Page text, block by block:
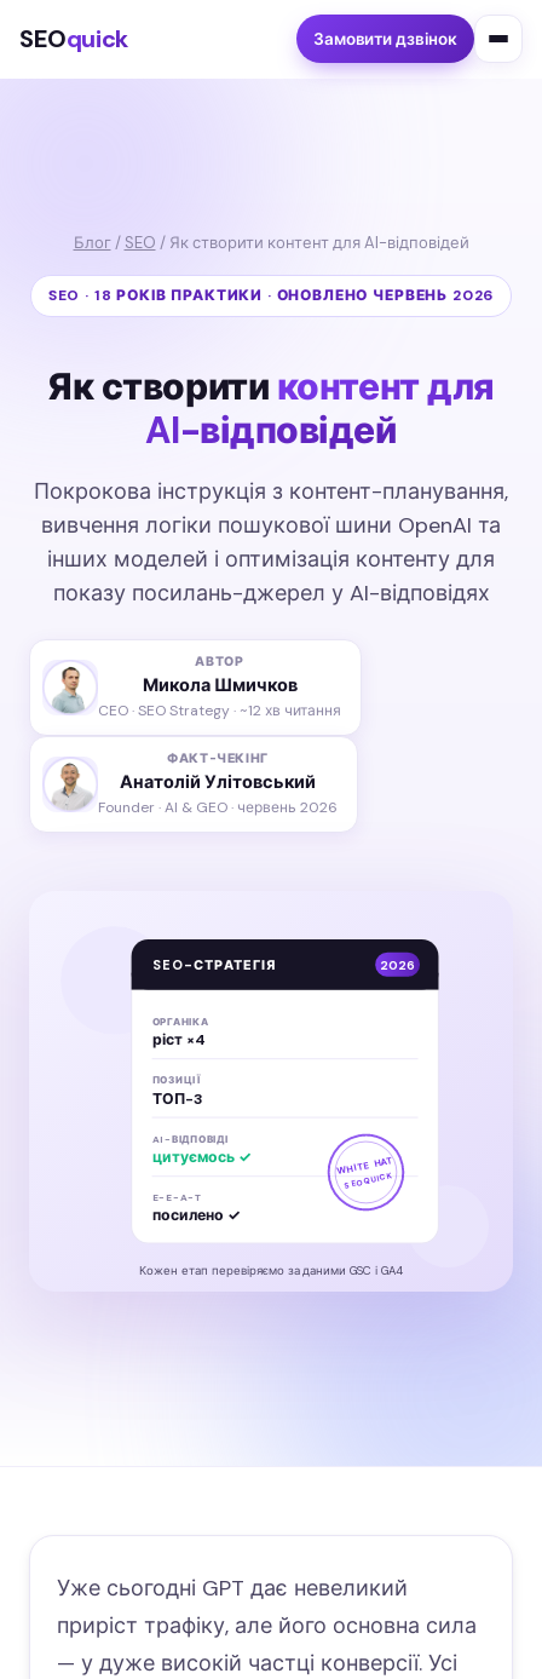
SEOquick Замовити дзвінок
Блог/ SEO / Як створити контент для AI-відповідей
SEO · 18 РОКІВ ПРАКТИКИ · ОНОВЛЕНО ЧЕРВЕНЬ 2026
Як створити контент для
AI-відповідей
Покрокова інструкція з контент-планування,
вивчення логіки пошукової шини OpenAI та
інших моделей і оптимізація контенту для
показу посилань-джерел у AI-відповідях
АВТОР
Микола Шмичков
CEO · SEO Strategy · ~12 хв читання
ФАКТ-ЧЕКІНГ
Анатолій Улітовський
Founder · AI & GEO · червень 2026
SEO-СТРАТЕГІЯ 2026
ОРГАНІКА
ріст ×4
ПОЗИЦІЇ
ТОП-3
AI-ВІДПОВІДІ
цитуємось ✓
E-E-A-T
посилено ✓
WHITE HAT
SEOQUICK
Кожен етап перевіряємо за даними GSC і GA4
Уже сьогодні GPT дає невеликий
приріст трафіку, але його основна сила
— у дуже високій частці конверсії. Усі